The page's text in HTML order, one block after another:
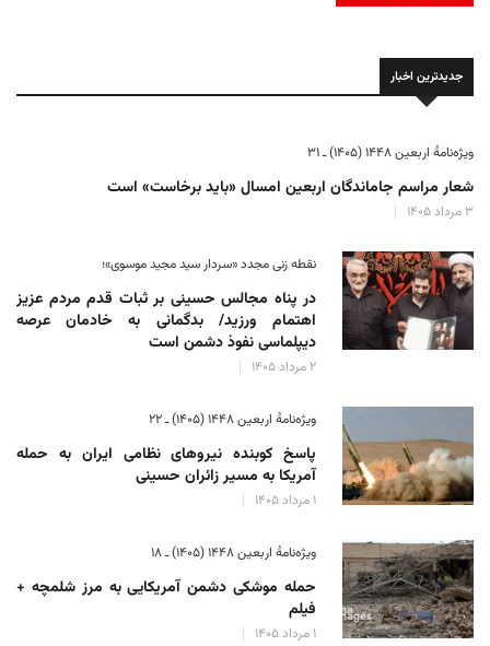
جدیدترین اخبار
ویژه‌نامهٔ اربعین ۱۴۴۸ (۱۴۰۵) ـ ۳۱
شعار مراسم جاماندگان اربعین امسال «باید برخاست» است
۳ مرداد ۱۴۰۵
نقطه زنی مجدد «سردار سید مجید موسوی»؛
در پناه مجالس حسینی بر ثبات‌ قدم مردم عزیز
اهتمام ورزید/ بدگمانی به خادمان عرصه
دیپلماسی نفوذ دشمن است
۲ مرداد ۱۴۰۵
ویژه‌نامهٔ اربعین ۱۴۴۸ (۱۴۰۵) ـ ۲۲
پاسخ کوبنده نیروهای نظامی ایران به حمله
آمریکا به مسیر زائران حسینی
۱ مرداد ۱۴۰۵
ویژه‌نامهٔ اربعین ۱۴۴۸ (۱۴۰۵) ـ ۱۸
حمله موشکی دشمن آمریکایی به مرز شلمچه +
فیلم
۱ مرداد ۱۴۰۵